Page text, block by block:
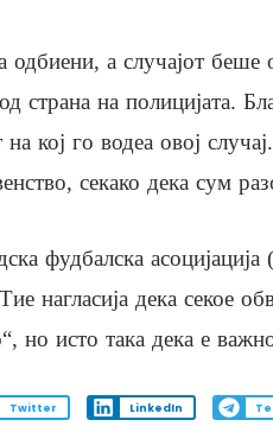
одбиени, а случајот
страна на полицијата.
кој го водеа овој
секако дека сум
фудбалска
нагласија дека секое
но исто така дека е
Twitter LinkedIn